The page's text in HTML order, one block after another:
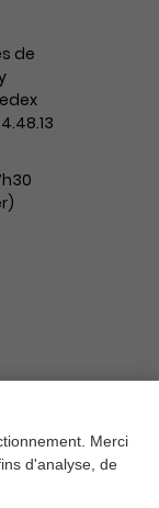
Merci
d'analyse, de
de